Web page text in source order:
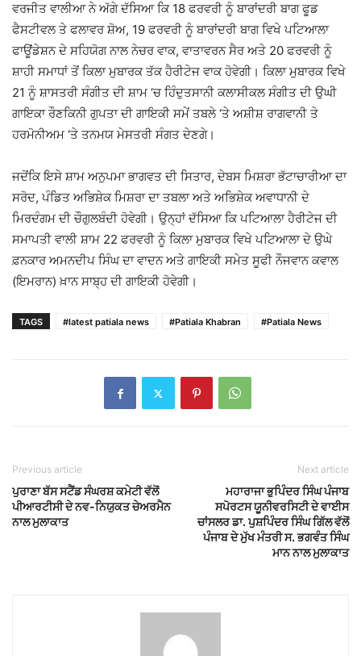
ਵਰਜੀਤ ਵਾਲੀਆ ਨੇ ਅੱਗੇ ਦੱਸਿਆ ਕਿ 18 ਫਰਵਰੀ ਨੂੰ ਬਾਰਾਂਦਰੀ ਬਾਗ ਫੂਡ
ਫੈਸਟੀਵਲ ਤੇ ਫਲਾਵਰ ਸ਼ੋਅ, 19 ਫਰਵਰੀ ਨੂੰ ਬਾਰਾਂਦਰੀ ਬਾਗ ਵਿਖੇ ਪਟਿਆਲਾ
ਫਾਊਂਡੇਸ਼ਨ ਦੇ ਸਹਿਯੋਗ ਨਾਲ ਨੇਚਰ ਵਾਕ, ਵਾਤਾਵਰਨ ਸੈਰ ਅਤੇ 20 ਫਰਵਰੀ ਨੂੰ
ਸ਼ਾਹੀ ਸਮਾਧਾਂ ਤੋਂ ਕਿਲਾ ਮੁਬਾਰਕ ਤੱਕ ਹੈਰੀਟੇਜ ਵਾਕ ਹੋਵੇਗੀ। ਕਿਲਾ ਮੁਬਾਰਕ ਵਿਖੇ
21 ਨੂੰ ਸ਼ਾਸਤਰੀ ਸੰਗੀਤ ਦੀ ਸ਼ਾਮ ‘ਚ ਹਿੰਦੁਤਸਾਨੀ ਕਲਾਸੀਕਲ ਸੰਗੀਤ ਦੀ ਉਘੀ
ਗਾਇਕਾ ਰੌਣਕਿਨੀ ਗੁਪਤਾ ਦੀ ਗਾਇਕੀ ਸਮੇਂ ਤਬਲੇ ‘ਤੇ ਅਸ਼ੀਸ਼ ਰਾਗਵਾਨੀ ਤੇ
ਹਰਮੋਨੀਅਮ ‘ਤੇ ਤਨਮਯ ਮੇਸਤਰੀ ਸੰਗਤ ਦੇਣਗੇ।
ਜਦੋਂਕਿ ਇਸੇ ਸ਼ਾਮ ਅਨੁਪਮਾ ਭਾਗਵਤ ਦੀ ਸਿਤਾਰ, ਦੇਬਸ ਮਿਸ਼ਰਾ ਭੱਟਾਚਾਰੀਆ ਦਾ
ਸਰੋਦ, ਪੰਡਿਤ ਅਭਿਸ਼ੇਕ ਮਿਸ਼ਰਾ ਦਾ ਤਬਲਾ ਅਤੇ ਅਭਿਸ਼ੇਕ ਅਵਾਧਾਨੀ ਦੇ
ਮਿਰਦੰਗਮ ਦੀ ਚੌਗੁਲਬੰਦੀ ਹੋਵੇਗੀ। ਉਨ੍ਹਾਂ ਦੱਸਿਆ ਕਿ ਪਟਿਆਲਾ ਹੈਰੀਟੇਜ ਦੀ
ਸਮਾਪਤੀ ਵਾਲੀ ਸ਼ਾਮ 22 ਫਰਵਰੀ ਨੂੰ ਕਿਲਾ ਮੁਬਾਰਕ ਵਿਖੇ ਪਟਿਆਲਾ ਦੇ ਉਘੇ
ਫ਼ਨਕਾਰ ਅਮਨਦੀਪ ਸਿੰਘ ਦਾ ਵਾਦਨ ਅਤੇ ਗਾਇਕੀ ਸਮੇਤ ਸੂਫੀ ਨੌਜਵਾਨ ਕਵਾਲ
(ਇਮਰਾਨ) ਖ਼ਾਨ ਸਾਬ੍ਹ ਦੀ ਗਾਇਕੀ ਹੋਵੇਗੀ।
TAGS #latest patiala news #Patiala Khabran #Patiala News
Previous article
ਪੁਰਾਣਾ ਬੱਸ ਸਟੈਂਡ ਸੰਘਰਸ਼ ਕਮੇਟੀ ਵੱਲੋਂ
ਪੀਆਰਟੀਸੀ ਦੇ ਨਵ-ਨਿਯੁਕਤ ਚੇਅਰਮੈਨ
ਨਾਲ ਮੁਲਾਕਾਤ
Next article
ਮਹਾਰਾਜਾ ਭੁਪਿੰਦਰ ਸਿੰਘ ਪੰਜਾਬ
ਸਪੋਰਟਸ ਯੂਨੀਵਰਸਿਟੀ ਦੇ ਵਾਈਸ
ਚਾਂਸਲਰ ਡਾ. ਪੁਸ਼ਪਿੰਦਰ ਸਿੰਘ ਗਿੱਲ ਵੱਲੋਂ
ਪੰਜਾਬ ਦੇ ਮੁੱਖ ਮੰਤਰੀ ਸ. ਭਗਵੰਤ ਸਿੰਘ
ਮਾਨ ਨਾਲ ਮੁਲਾਕਾਤ